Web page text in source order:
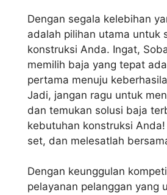
Dengan segala kelebihan
adalah pilihan utama untuk
konstruksi Anda. Ingat,
memilih baja yang tepat
pertama menuju
Jadi, jangan ragu untuk
dan temukan solusi baja
kebutuhan konstruksi
set, dan melesatlah
Dengan keunggulan
pelayanan pelanggan yang